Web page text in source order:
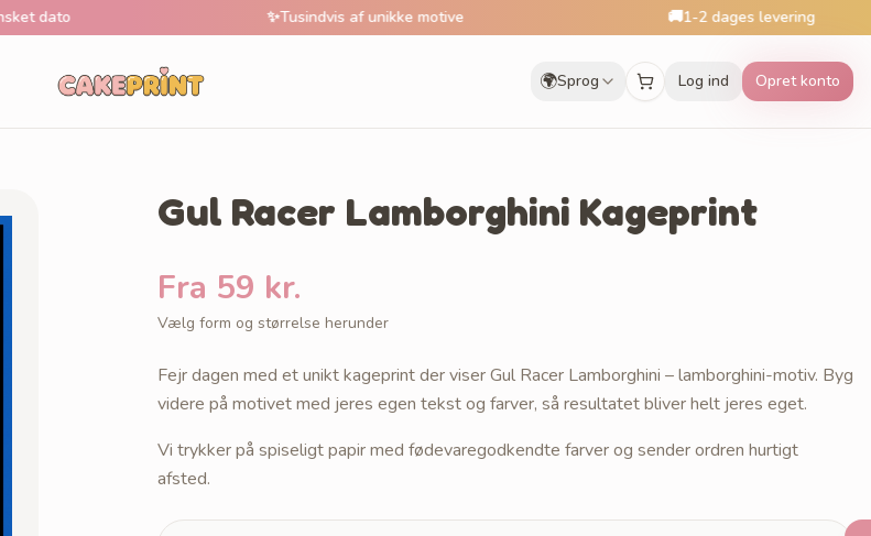
Tusindvis af unikke motive 1-2 dages levering
🌍Sprog Log ind Opret konto
Gul Racer Lamborghini Kageprint
Fra 59 kr.
Vælg form og størrelse herunder
Fejr dagen med et unikt kageprint der viser Gul Racer Lamborghini – lamborghini-motiv. Byg
videre på motivet med jeres egen tekst og farver, så resultatet bliver helt jeres eget.
Vi trykker på spiseligt papir med fødevaregodkendte farver og sender ordren hurtigt
afsted.